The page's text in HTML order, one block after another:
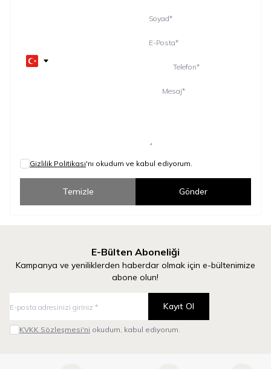
Soyad*
E-Posta*
Telefon*
Mesaj*
Gizlilik Politikası'nı okudum ve kabul ediyorum.
Temizle Gönder
E-Bülten Aboneliği
Kampanya ve yeniliklerden haberdar olmak için e-bültenimize
abone olun!
Kayıt Ol
KVKK Sözleşmesi'ni okudum, kabul ediyorum.